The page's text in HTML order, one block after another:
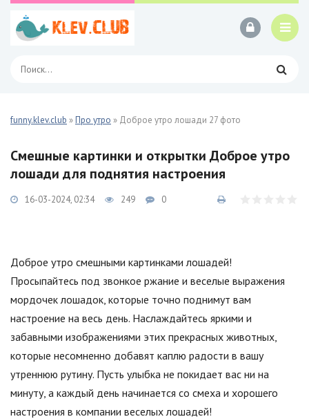
funny.klev.club »Про утро » Доброе утро лошади 27 фото
Смешные картинки и открытки Доброе утро
лошади для поднятия настроения
16-03-2024, 02:34 249 0
Доброе утро смешными картинками лошадей!
Просыпайтесь под звонкое ржание и веселые выражения
мордочек лошадок, которые точно поднимут вам
настроение на весь день. Наслаждайтесь яркими и
забавными изображениями этих прекрасных животных,
которые несомненно добавят каплю радости в вашу
утреннюю рутину. Пусть улыбка не покидает вас ни на
минуту, а каждый день начинается со смеха и хорошего
настроения в компании веселых лошадей!